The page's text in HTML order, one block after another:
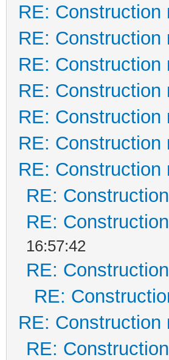
RE: Construction
RE: Construction
RE: Construction
RE: Construction
RE: Construction
RE: Construction
RE: Construction
RE:
RE:
16:57:42
RE:
RE:
RE: Construction
RE: